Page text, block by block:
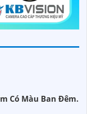
Có Màu Ban Ðêm.